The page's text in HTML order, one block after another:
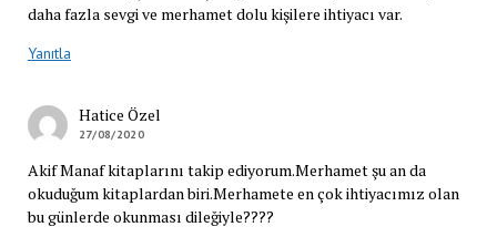
daha fazla sevgi ve merhamet dolu kişilere ihtiyacı var.
Yanıtla
Hatice Özel
27/08/2020
Akif Manaf kitaplarını takip ediyorum.Merhamet şu an da
okuduğum kitaplardan biri.Merhamete en çok ihtiyacımız olan
bu günlerde okunması dileğiyle????